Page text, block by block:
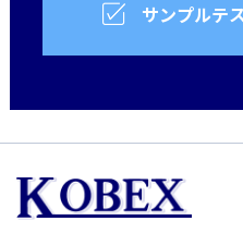
サンプルテ